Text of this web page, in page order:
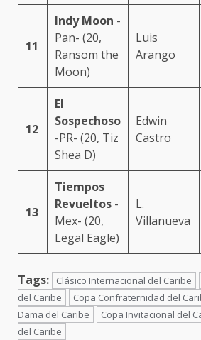
11
Indy Moon -
Pan- (20,
Ransom the
Moon)
Luis
Arango
12
El
Sospechoso
-PR- (20, Tiz
Shea D)
Edwin
Castro
13
Tiempos
Revueltos -
Mex- (20,
Legal Eagle)
L.
Villanueva
Tags: Clásico Internacional del Caribe
del Caribe
Copa Confraternidad del
Dama del Caribe
Copa Invitacional del
del Caribe